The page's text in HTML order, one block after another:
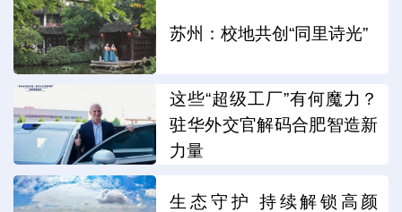
苏州：校地共创“同里诗光”
这些“超级工厂”有何魔力？
驻华外交官解码合肥智造新
力量
生态守护 持续解锁高颜